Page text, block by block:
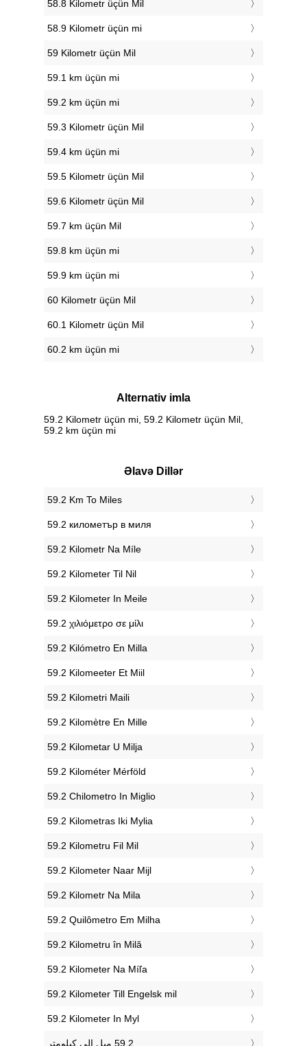
58.8 Kilometr üçün Mil
58.9 Kilometr üçün mi
59 Kilometr üçün Mil
59.1 km üçün mi
59.2 km üçün mi
59.3 Kilometr üçün Mil
59.4 km üçün mi
59.5 Kilometr üçün Mil
59.6 Kilometr üçün Mil
59.7 km üçün Mil
59.8 km üçün mi
59.9 km üçün mi
60 Kilometr üçün Mil
60.1 Kilometr üçün Mil
60.2 km üçün mi
Alternativ imla
59.2 Kilometr üçün mi, 59.2 Kilometr üçün Mil,
59.2 km üçün mi
Əlavə Dillər
‎59.2 Km To Miles
‎59.2 километър в миля
‎59.2 Kilometr Na Míle
‎59.2 Kilometer Til Nil
‎59.2 Kilometer In Meile
‎59.2 χιλιόμετρο σε μίλι
‎59.2 Kilómetro En Milla
‎59.2 Kilomeeter Et Miil
‎59.2 Kilometri Maili
‎59.2 Kilomètre En Mille
‎59.2 Kilometar U Milja
‎59.2 Kilométer Mérföld
‎59.2 Chilometro In Miglio
‎59.2 Kilometras Iki Mylia
‎59.2 Kilometru Fil Mil
‎59.2 Kilometer Naar Mijl
‎59.2 Kilometr Na Mila
‎59.2 Quilômetro Em Milha
‎59.2 Kilometru în Milă
‎59.2 Kilometer Na Míľa
‎59.2 Kilometer Till Engelsk mil
‎59.2 Kilometer In Myl